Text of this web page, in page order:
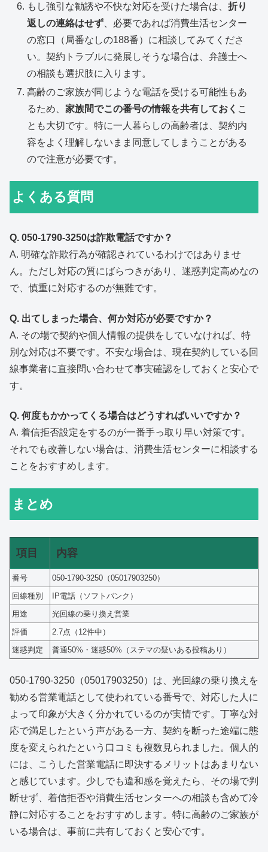
もし強引な勧誘や不快な対応を受けた場合は、折り
返しの連絡はせず 、必要であれば消費生活センター
の窓口（局番なしの188番）に相談してみてくださ
い。契約トラブルに発展しそうな場合は、弁護士へ
の相談も選択肢に入ります。
高齢のご家族が同じような電話を受ける可能性もあ
るため、家族間でこの番号の情報を共有しておく こ
とも大切です。特に一人暮らしの高齢者は、契約内
容をよく理解しないまま同意してしまうことがある
ので注意が必要です。
よくある質問
Q. 050-1790-3250は詐欺電話ですか？
A. 明確な詐欺行為が確認されているわけではありませ
ん。ただし対応の質にばらつきがあり、迷惑判定高めなの
で、慎重に対応するのが無難です。
Q. 出てしまった場合、何か対応が必要ですか？
A. その場で契約や個人情報の提供をしていなければ、特
別な対応は不要です。不安な場合は、現在契約している回
線事業者に直接問い合わせて事実確認をしておくと安心で
す。
Q. 何度もかかってくる場合はどうすればいいですか？
A. 着信拒否設定をするのが一番手っ取り早い対策です。
それでも改善しない場合は、消費生活センターに相談する
ことをおすすめします。
まとめ
項目 内容
番号
050-1790-3250（05017903250）
回線種別
IP電話（ソフトバンク）
用途
光回線の乗り換え営業
評価
2.7点（12件中）
迷惑判定
普通50%・迷惑50%（ステマの疑いある投稿あり）
050-1790-3250（05017903250）は、光回線の乗り換えを
勧める営業電話として使われている番号で、対応した人に
よって印象が大きく分かれているのが実情です。丁寧な対
応で満足したという声がある一方、契約を断った途端に態
度を変えられたという口コミも複数見られました。個人的
には、こうした営業電話に即決するメリットはあまりない
と感じています。少しでも違和感を覚えたら、その場で判
断せず、着信拒否や消費生活センターへの相談も含めて冷
静に対応することをおすすめします。特に高齢のご家族が
いる場合は、事前に共有しておくと安心です。